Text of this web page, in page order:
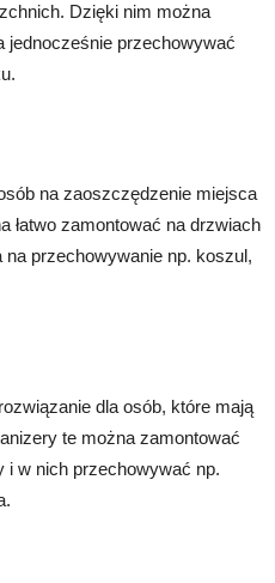
Dzięki nim można
jednocześnie przechowywać
na zaoszczędzenie miejsca
łatwo zamontować na drzwiach
przechowywanie np. koszul,
dla osób, które mają
te można zamontować
i w nich przechowywać np.